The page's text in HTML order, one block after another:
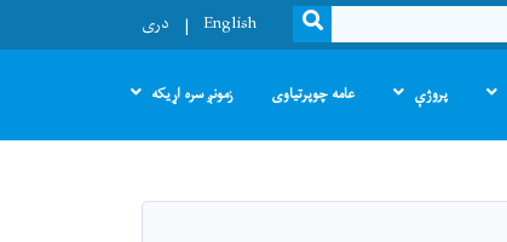
SEARCH
English دری
پروژې عامه چوپرتیاوی زمونږ سره اړیکه